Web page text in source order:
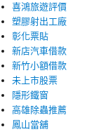
喜鴻旅遊評價
塑膠射出工廠
彰化票貼
新店汽車借款
新竹小額借款
未上市股票
隱形鐵窗
高雄除蟲推薦
鳳山當舖